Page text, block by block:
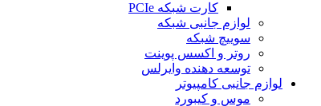
کارت شبکه PCIe
لوازم جانبی شبکه
سوییچ شبکه
روتر و اکسس پوینت
توسعه دهنده وایرلس
لوازم جانبی کامپیوتر
موس و کیبورد